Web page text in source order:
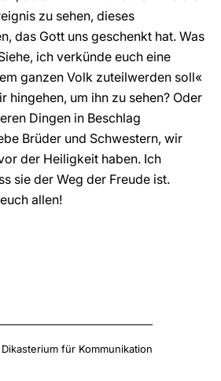
zu sehen, dieses
das Gott uns geschenkt hat. Was
ich verkünde euch eine
ganzen Volk zuteilwerden soll«
hingehen, um ihn zu sehen? Oder
Dingen in Beschlag
Brüder und Schwestern, wir
der Heiligkeit haben. Ich
sie der Weg der Freude ist.
allen!
für Kommunikation